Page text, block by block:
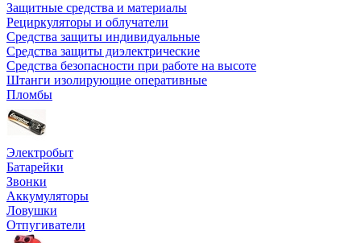
Защитные средства и материалы
Рециркуляторы и облучатели
Средства защиты индивидуальные
Средства защиты диэлектрические
Средства безопасности при работе на высоте
Штанги изолирующие оперативные
Пломбы
Электробыт
Батарейки
Звонки
Аккумуляторы
Ловушки
Отпугиватели